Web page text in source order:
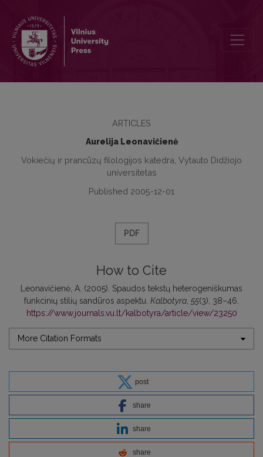
ARTICLES
Aurelija Leonavičienė
Vokiečių ir prancūzų filologijos katedra, Vytauto Didžiojo
universitetas
Published 2005-12-01
PDF
How to Cite
Leonavičienė, A. (2005). Spaudos tekstų heterogeniškumas
funkcinių stilių sandūros aspektu. Kalbotyra 55(3), 38–46.
https://www.journals.vu.lt/kalbotyra/article/view/23250
More Citation Formats
post
share
share
share